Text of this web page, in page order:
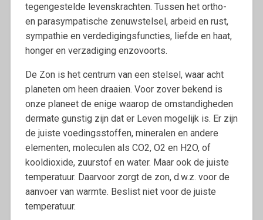
tegengestelde levenskrachten. Tussen het ortho-
en parasympatische zenuwstelsel, arbeid en rust,
sympathie en verdedigingsfuncties, liefde en haat,
honger en verzadiging enzovoorts.
De Zon is het centrum van een stelsel, waar acht
planeten om heen draaien. Voor zover bekend is
onze planeet de enige waarop de omstandigheden
dermate gunstig zijn dat er Leven mogelijk is. Er zijn
de juiste voedingsstoffen, mineralen en andere
elementen, moleculen als CO2, O2 en H2O, of
kooldioxide, zuurstof en water. Maar ook de juiste
temperatuur. Daarvoor zorgt de zon, d.w.z. voor de
aanvoer van warmte. Beslist niet voor de juiste
temperatuur.